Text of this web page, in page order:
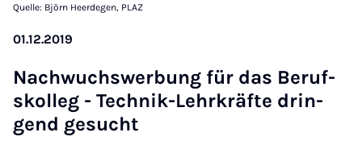
Quelle: Björn Heerdegen, PLAZ
01.12.2019
Nachwuch­swer­bung für das Beruf­
skolleg - Tech­nik-Lehrkräfte drin­
gend ge­sucht